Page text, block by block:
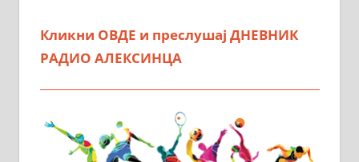
Кликни ОВДЕ и преслушај ДНЕВНИК
РАДИО АЛЕКСИНЦА